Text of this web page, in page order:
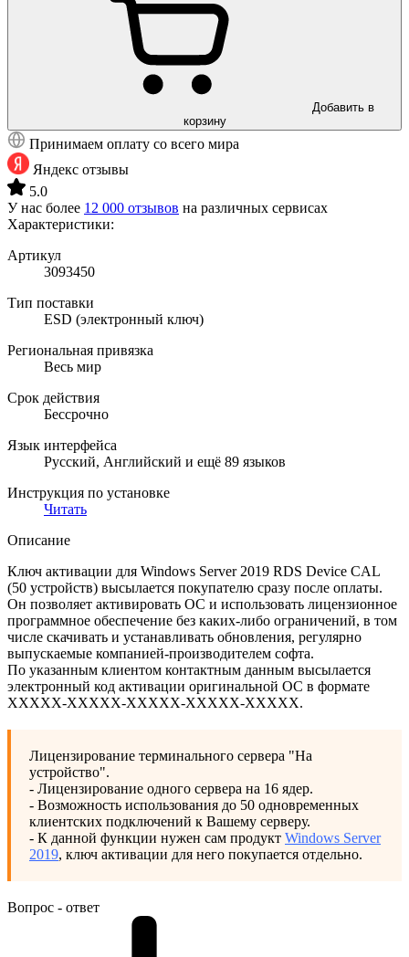
Добавить в
корзину
Принимаем оплату со всего мира
Яндекс отзывы
5.0
У нас более 12 000 отзывов на различных сервисах
Характеристики:
Артикул
3093450
Тип поставки
ESD (электронный ключ)
Региональная привязка
Весь мир
Срок действия
Бессрочно
Язык интерфейса
Русский, Английский и ещё 89 языков
Инструкция по установке
Читать
Описание
Ключ активации для Windows Server 2019 RDS Device CAL
(50 устройств) высылается покупателю сразу после оплаты.
Он позволяет активировать ОС и использовать лицензионное
программное обеспечение без каких-либо ограничений, в том
числе скачивать и устанавливать обновления, регулярно
выпускаемые компанией-производителем софта.
По указанным клиентом контактным данным высылается
электронный код активации оригинальной ОС в формате
XXXXX-XXXXX-XXXXX-XXXXX-XXXXХ.
Лицензирование терминального сервера "На
устройство".
- Лицензирование одного сервера на 16 ядер.
- Возможность использования до 50 одновременных
клиентских подключений к Вашему серверу.
- К данной функции нужен сам продукт Windows Server
2019, ключ активации для него покупается отдельно.
Вопрос - ответ